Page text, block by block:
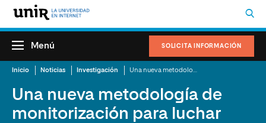
SOLICITA INFORMACIÓN
Menú
Inicio Noticias Investigación
Una nueva metodología de
monitorización para luchar